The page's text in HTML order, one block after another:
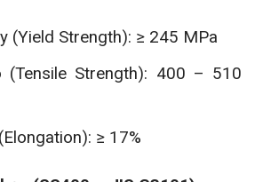
(Yield Strength): ≥ 245 MPa
Strength): 400 – 510
≥ 17%